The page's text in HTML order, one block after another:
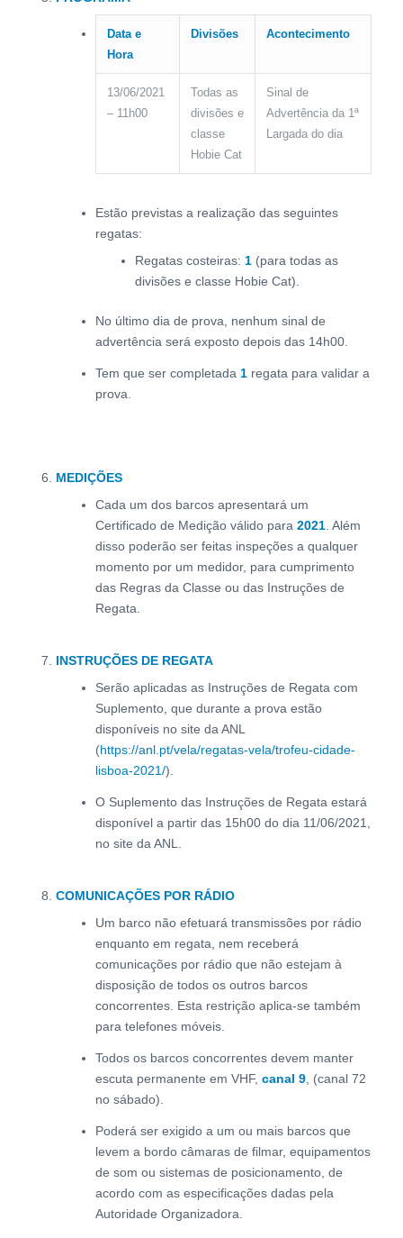
Data e
Hora
Divisões Acontecimento
13/06/2021
– 11h00
Todas as
divisões e
classe
Hobie Cat
Sinal de
Advertência da 1ª
Largada do dia
Estão previstas a realização das seguintes
regatas:
Regatas costeiras: 1(para todas as
divisões e classe Hobie Cat).
No último dia de prova, nenhum sinal de
advertência será exposto depois das 14h00.
Tem que ser completada 1regata para validar a
prova.
MEDIÇÕES
Cada um dos barcos apresentará um
Certificado de Medição válido para 2021. Além
disso poderão ser feitas inspeções a qualquer
momento por um medidor, para cumprimento
das Regras da Classe ou das Instruções de
Regata.
INSTRUÇÕES DE REGATA
Serão aplicadas as Instruções de Regata com
Suplemento, que durante a prova estão
disponíveis no site da ANL
(https://anl.pt/vela/regatas-vela/trofeu-cidade-
lisboa-2021/).
O Suplemento das Instruções de Regata estará
disponível a partir das 15h00 do dia 11/06/2021,
no site da ANL.
COMUNICAÇÕES POR RÁDIO
Um barco não efetuará transmissões por rádio
enquanto em regata, nem receberá
comunicações por rádio que não estejam à
disposição de todos os outros barcos
concorrentes. Esta restrição aplica-se também
para telefones móveis.
Todos os barcos concorrentes devem manter
escuta permanente em VHF, canal 9, (canal 72
no sábado).
Poderá ser exigido a um ou mais barcos que
levem a bordo câmaras de filmar, equipamentos
de som ou sistemas de posicionamento, de
acordo com as especificações dadas pela
Autoridade Organizadora.